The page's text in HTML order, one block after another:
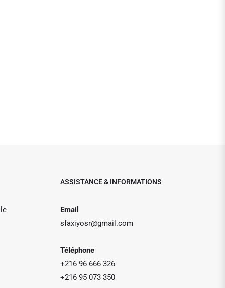
ASSISTANCE & INFORMATIONS
Email
sfaxiyosr@gmail.com
Téléphone
+216 96 666 326
+216 95 073 350